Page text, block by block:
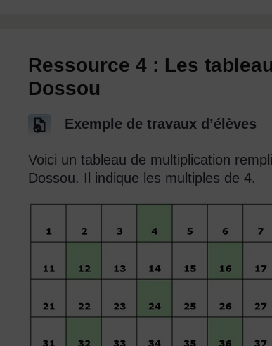
Ressource 4 : Les
Dossou
Exemple de travaux d’élèves
Voici un tableau de multiplication
Dossou. Il indique les multiples de 4.